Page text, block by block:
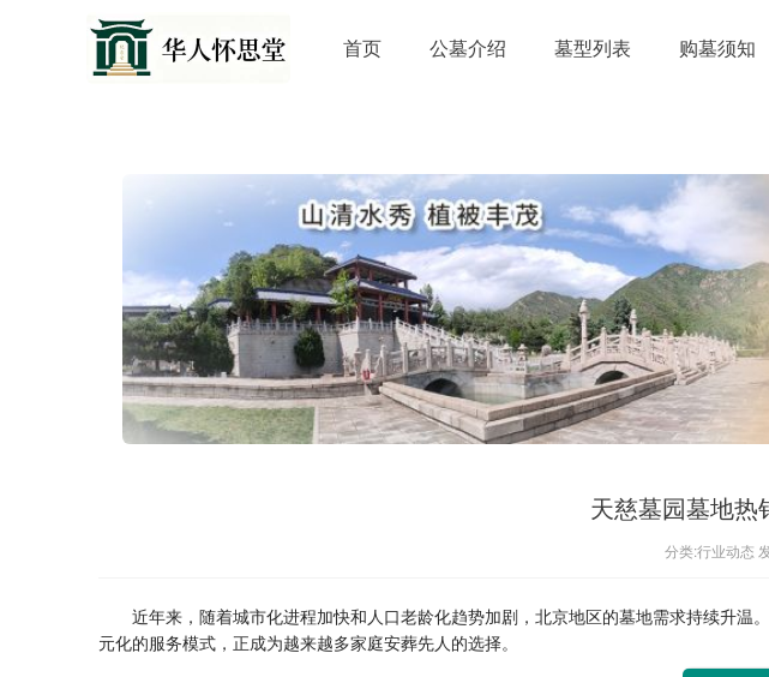
首页 公墓介绍 墓型列表 购墓须知
天慈墓园墓地热
分类:行业动态
近年来，随着城市化进程加快和人口老龄化趋势加剧，北京地区的墓地需求持续升温
元化的服务模式，正成为越来越多家庭安葬先人的选择。